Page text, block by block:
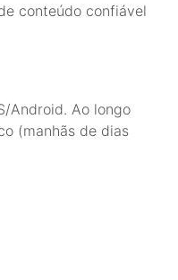
conteúdo confiável
Android. Ao longo
(manhãs de dias